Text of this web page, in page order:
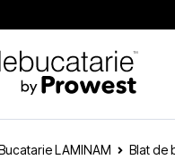
LAMINAM Blat de